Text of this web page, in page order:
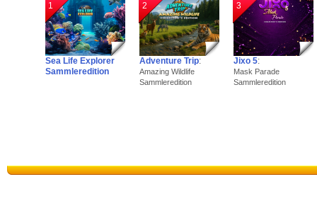
1
Sea Life Explorer
Sammleredition
2
Adventure Trip:
Amazing Wildlife
Sammleredition
3
Jixo 5:
Mask Parade
Sammleredition